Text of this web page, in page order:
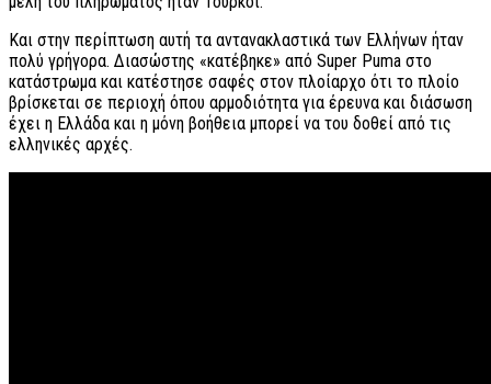
Και στην περίπτωση αυτή τα αντανακλαστικά των Ελλήνων ήταν
πολύ γρήγορα. Διασώστης «κατέβηκε» από Super Puma στο
κατάστρωμα και κατέστησε σαφές στον πλοίαρχο ότι το πλοίο
βρίσκεται σε περιοχή όπου αρμοδιότητα για έρευνα και διάσωση
έχει η Ελλάδα και η μόνη βοήθεια μπορεί να του δοθεί από τις
ελληνικές αρχές.